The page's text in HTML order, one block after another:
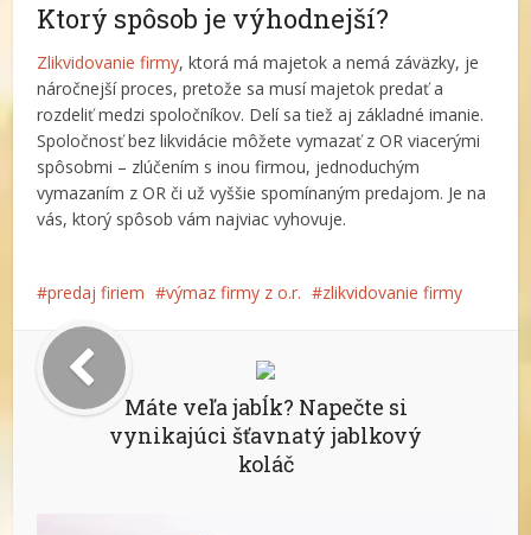
Ktorý spôsob je výhodnejší?
Zlikvidovanie firmy, ktorá má majetok a nemá záväzky, je
náročnejší proces, pretože sa musí majetok predať a
rozdeliť medzi spoločníkov. Delí sa tiež aj základné imanie.
Spoločnosť bez likvidácie môžete vymazať z OR viacerými
spôsobmi – zlúčením s inou firmou, jednoduchým
vymazaním z OR či už vyššie spomínaným predajom. Je na
vás, ktorý spôsob vám najviac vyhovuje.
predaj firiem výmaz firmy z o.r. zlikvidovanie firmy
Máte veľa jabĺk? Napečte si
vynikajúci šťavnatý jablkový
koláč